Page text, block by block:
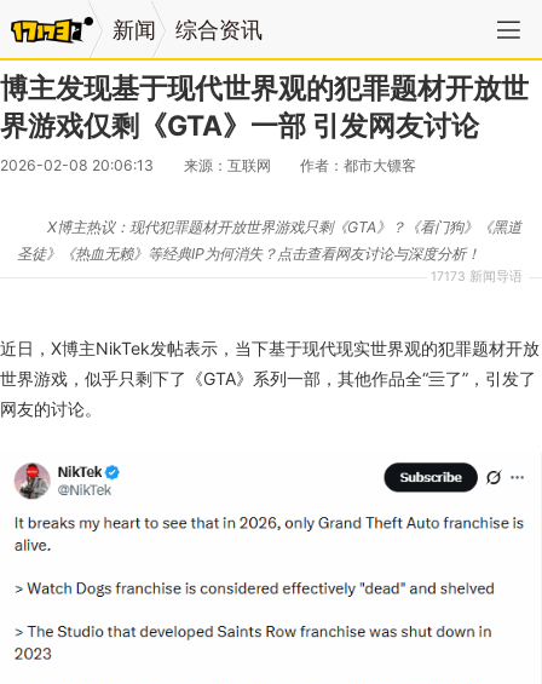
新闻 综合资讯
博主发现基于现代世界观的犯罪题材开放世
界游戏仅剩《GTA》一部 引发网友讨论
2026-02-08 20:06:13 来源：互联网 作者：都市大镖客
17173 新闻导语
X博主热议：现代犯罪题材开放世界游戏只剩《GTA》？《看门狗》《黑道
圣徒》《热血无赖》等经典IP为何消失？点击查看网友讨论与深度分析！
近日，X博主NikTek发帖表示，当下基于现代现实世界观的犯罪题材开放
世界游戏，似乎只剩下了《GTA》系列一部，其他作品全“亖了”，引发了
网友的讨论。